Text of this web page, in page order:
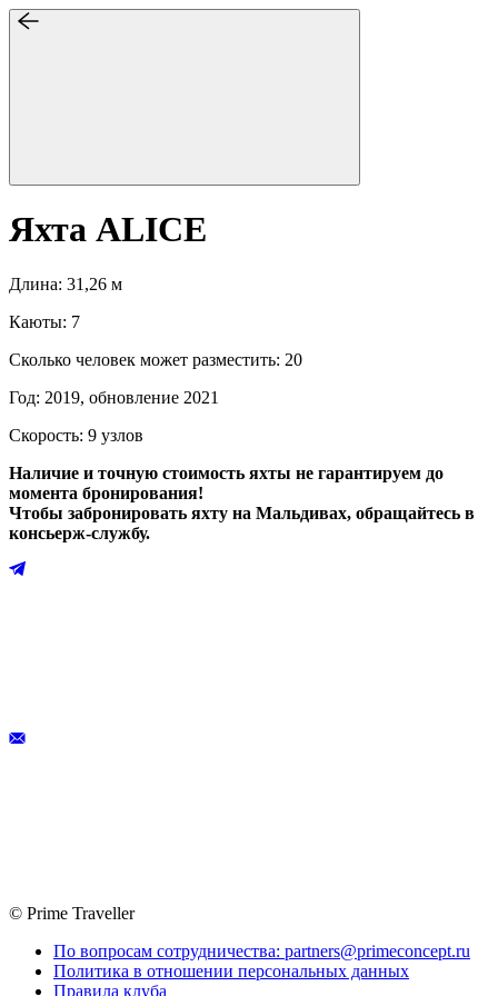
Яхта ALICE
Длина: 31,26 м
Каюты: 7
Сколько человек может разместить: 20
Год: 2019, обновление 2021
Скорость: 9 узлов
Наличие и точную стоимость яхты не гарантируем до
момента бронирования!
Чтобы забронировать яхту на Мальдивах, обращайтесь в
консьерж-службу.
© Prime Traveller
По вопросам сотрудничества: partners@primeconcept.ru
Политика в отношении персональных данных
Правила клуба